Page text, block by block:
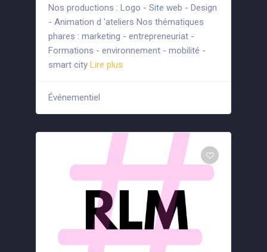
Nos productions : Logo - Site web - Design
- Animation d 'ateliers Nos thématiques
phares : marketing - entrepreneuriat -
Formations - environnement - mobilité -
smart cityLire plus
Événementiel